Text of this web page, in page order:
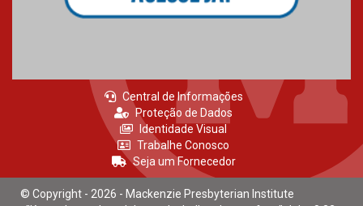
Central de Informações
Proteção de Dados
Identidade Visual
Trabalhe Conosco
Seja um Fornecedor
© Copyright - 2026 - Mackenzie Presbyterian Institute